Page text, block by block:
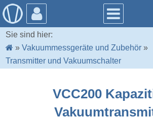
Sie sind hier:
»Vakuummessgeräte und Zubehör »
Transmitter und Vakuumschalter
VCC200